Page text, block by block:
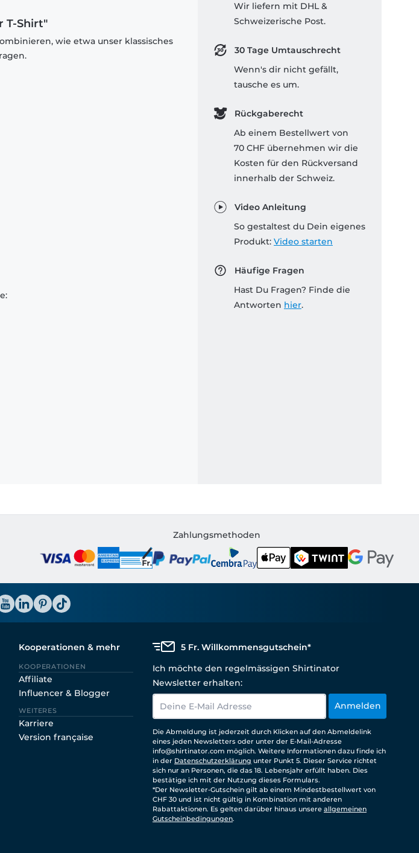
T-Shirt"
wie etwa unser klassisches
Wir liefern mit DHL &
Schweizerische Post.
30 Tage Umtauschrecht
Wenn's dir nicht gefällt,
tausche es um.
Rückgaberecht
Ab einem Bestellwert von
70 CHF übernehmen wir die
Kosten für den Rückversand
innerhalb der Schweiz.
Video Anleitung
So gestaltest du Dein eigenes
Produkt: Video starten
Häufige Fragen
Hast Du Fragen? Finde die
Antworten hier.
Zahlungsmethoden
Kooperationen & mehr
KOOPERATIONEN
Affiliate
Influencer & Blogger
WEITERES
Karriere
Version française
5 Fr. Willkommensgutschein*
Ich möchte den regelmässigen Shirtinator
Newsletter erhalten:
Anmelden
Die Abmeldung ist jederzeit durch Klicken auf den Abmeldelink
eines jeden Newsletters oder unter der E-Mail-Adresse
info@shirtinator.com möglich. Weitere Informationen dazu finde ich
in der Datenschutzerklärung unter Punkt 5. Dieser Service richtet
sich nur an Personen, die das 18. Lebensjahr erfüllt haben. Dies
bestätige ich mit der Nutzung dieses Formulars.
*Der Newsletter-Gutschein gilt ab einem Mindestbestellwert von
CHF 30 und ist nicht gültig in Kombination mit anderen
Rabattaktionen. Es gelten darüber hinaus unsere allgemeinen
Gutscheinbedingungen.